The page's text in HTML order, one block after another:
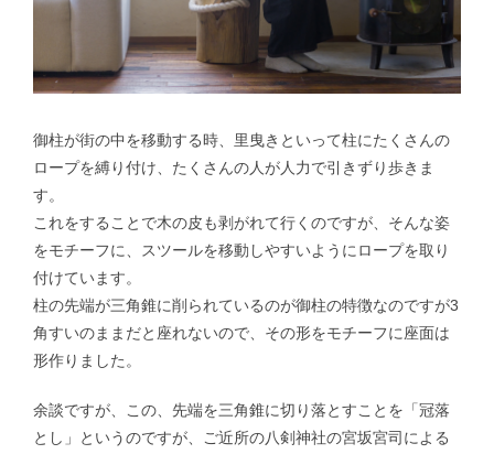
御柱が街の中を移動する時、里曳きといって柱にたくさんの
ロープを縛り付け、たくさんの人が人力で引きずり歩きま
す。
これをすることで木の皮も剥がれて行くのですが、そんな姿
をモチーフに、スツールを移動しやすいようにロープを取り
付けています。
柱の先端が三角錐に削られているのが御柱の特徴なのですが3
角すいのままだと座れないので、その形をモチーフに座面は
形作りました。
余談ですが、この、先端を三角錐に切り落とすことを「冠落
とし」というのですが、ご近所の八剣神社の宮坂宮司による